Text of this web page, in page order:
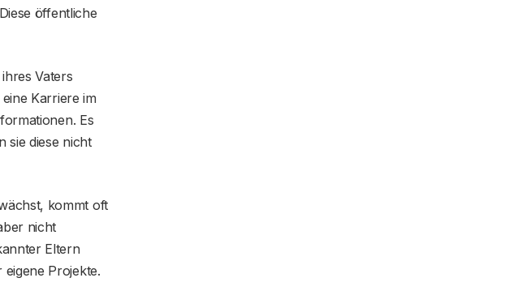
öffentliche
Vaters
Karriere im
Es
sie diese nicht
kommt oft
nicht
Eltern
Projekte.